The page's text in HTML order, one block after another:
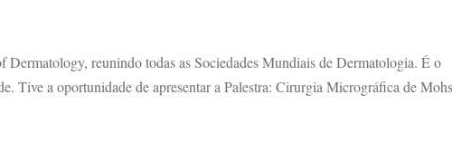
Dermatology, reunindo todas as Sociedades Mundiais de Dermatologia. É o
Tive a oportunidade de apresentar a Palestra: Cirurgia Micrográfica de